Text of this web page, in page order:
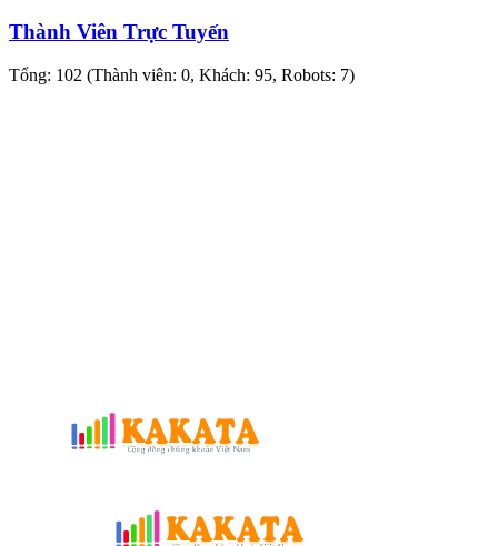
Thành Viên Trực Tuyến
Tổng: 102 (Thành viên: 0, Khách: 95, Robots: 7)